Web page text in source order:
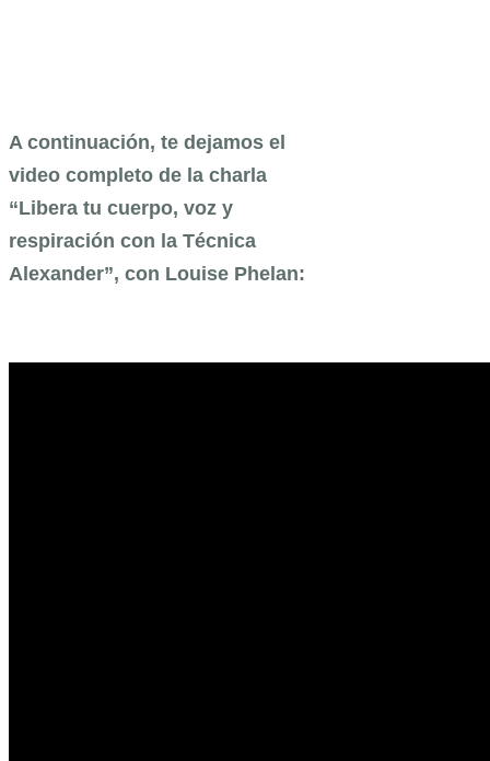
A continuación, te dejamos el
video completo de la charla
“Libera tu cuerpo, voz y
respiración con la Técnica
Alexander”, con Louise Phelan: